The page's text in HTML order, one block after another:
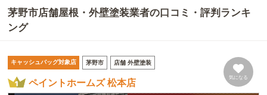
茅野市店舗屋根・外壁塗装業者の口コミ・評判ランキ
ング
キャッシュバッグ対象店 茅野市 店舗 外壁塗装
ペイントホームズ 松本店 気になる